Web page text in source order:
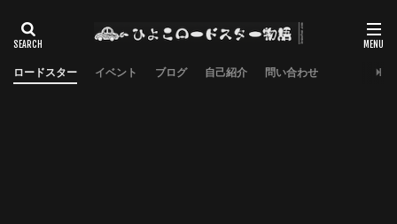
ロードスター イベント ブログ 自己紹介 問い合わせ